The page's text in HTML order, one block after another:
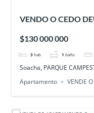
VENDO O CEDO
$130 000 000
3 hab 1 baño
Soacha, PARQUE
Apartamento
VENDE